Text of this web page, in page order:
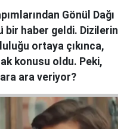
Gönül Dağı
bir haber geldi. Dizilerin
ortaya çıkınca,
konusu oldu. Peki,
ara veriyor?